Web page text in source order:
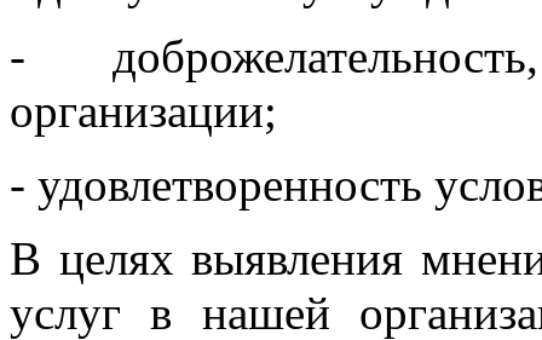
-
организации;
- удовлетворенность
В целях выявления
услуг в нашей